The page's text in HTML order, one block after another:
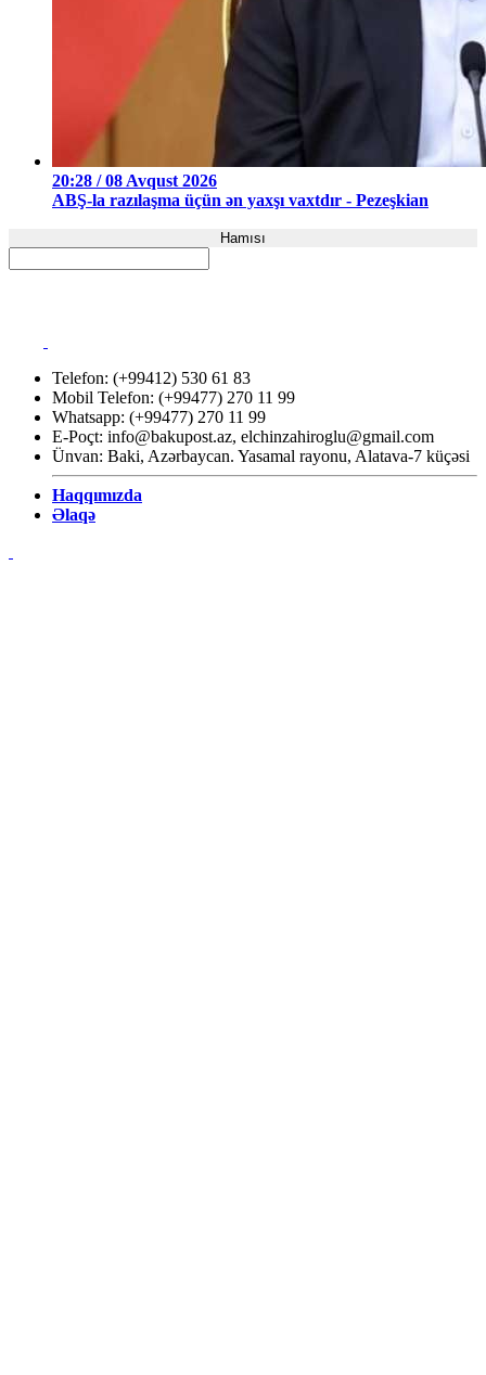
20:28 / 08 Avqust 2026
ABŞ-la razılaşma üçün ən yaxşı vaxtdır - Pezeşkian
Hamısı
Telefon: (+99412) 530 61 83
Mobil Telefon: (+99477) 270 11 99
Whatsapp: (+99477) 270 11 99
E-Poçt: info@bakupost.az, elchinzahiroglu@gmail.com
Ünvan: Baki, Azərbaycan. Yasamal rayonu, Alatava-7 küçəsi
Haqqımızda
Əlaqə